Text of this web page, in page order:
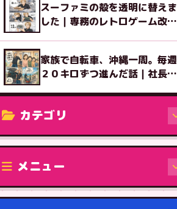
スーファミの殻を透明に替えま
した｜専務のレトロゲーム改造
家族で自転車、沖縄一周。毎週
２０キロずつ進んだ話｜社長ブ
カテゴリ
修理（機種から）
メニュー